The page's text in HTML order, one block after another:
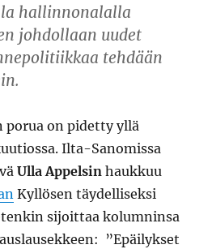
hallinnonalalla
johdollaan uudet
tehdään
porua on pidetty yllä
Ilta-Sanomissa
Ulla Appelsin haukkuu
Kyllösen täydelliseksi
sijoittaa kolumninsa
”Epäilykset